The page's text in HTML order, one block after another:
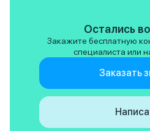
Остались
Закажите бесплатную
специалиста или
Заказать